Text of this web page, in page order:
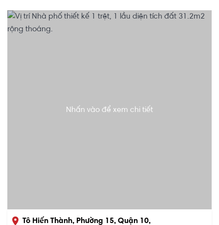
Nhấn vào để xem chi tiết
Tô Hiến Thành, Phường 15, Quận 10,